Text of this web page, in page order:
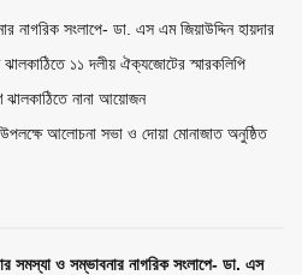
নাগরিক সংলাপে- ডা. এস এম জিয়াউদ্দিন হায়দার
১১ দলীয় ঐক্যজোটের স্মারকলিপি
ঝালকাঠিতে নানা আয়োজন
আলোচনা সভা ও দোয়া মোনাজাত অনুষ্ঠিত
সমস্যা ও সম্ভাবনার নাগরিক সংলাপে- ডা. এস